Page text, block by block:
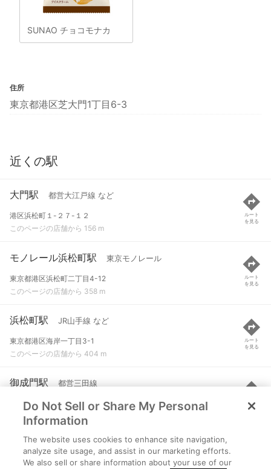
SUNAO チョコモナカ
住所
東京都港区芝大門1丁目6-3
近くの駅
大門駅 都営大江戸線 など
港区浜松町１-２７-１２
このページの店舗から 156 m
ルート
を見る
モノレール浜松町駅 東京モノレール
東京都港区浜松町二丁目4-12
このページの店舗から 358 m
ルート
を見る
浜松町駅 JR山手線 など
東京都港区海岸一丁目3-1
このページの店舗から 404 m
ルート
を見る
御成門駅 都営三田線
港区西新橋３-２４-６
このページの店舗から 418 m
ルート
を見る
芝公園駅 都営三田線
港区芝公園４-８-１４
Do Not Sell or Share My Personal
Information
The website uses cookies to enhance site navigation,
analyze site usage, and assist in our marketing efforts.
We also sell or share information about your use of our